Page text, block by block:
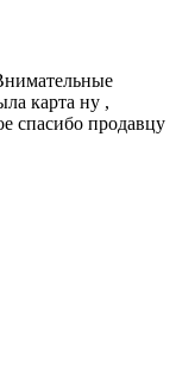
карта ну ,
спасибо продавцу